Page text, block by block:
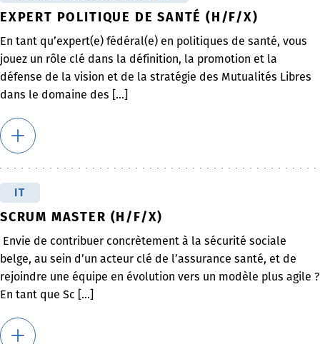
EXPERT POLITIQUE DE SANTÉ (H/F/X)
En tant qu’expert(e) fédéral(e) en politiques de santé, vous
jouez un rôle clé dans la définition, la promotion et la
défense de la vision et de la stratégie des Mutualités Libres
dans le domaine des [...]
IT
SCRUM MASTER (H/F/X)
Envie de contribuer concrètement à la sécurité sociale
belge, au sein d’un acteur clé de l’assurance santé, et de
rejoindre une équipe en évolution vers un modèle plus agile ?
En tant que Sc [...]